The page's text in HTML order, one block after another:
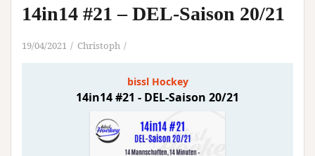
14in14 #21 – DEL-Saison 20/21
19/04/2021 Christoph